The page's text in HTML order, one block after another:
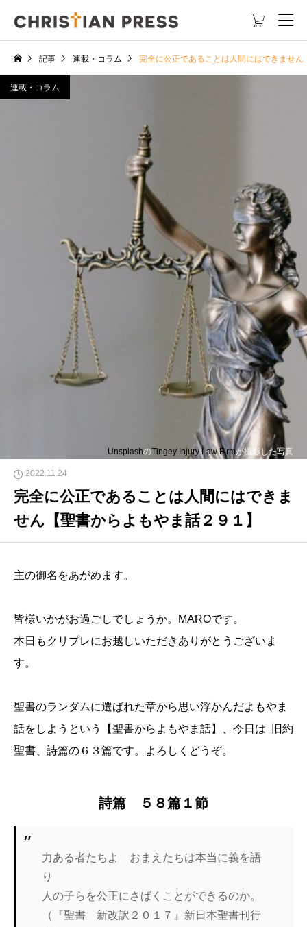

記事 連載・コラム 完全に公正であることは人間にはできませ
UnsplashのTingey Injury Law Firmが撮影した写真
連載・コラム
2022.11.24
完全に公正であることは人間にはできま
せん【聖書からよもやま話２９１】
主の御名をあがめます。
皆様いかがお過ごしでしょうか。MAROです。
本日もクリプレにお越しいただきありがとうございま
す。
聖書のランダムに選ばれた章から思い浮かんだよもやま
話をしようという【聖書からよもやま話】、今日は 旧約
聖書、詩篇の６３篇です。よろしくどうぞ。
詩篇 ５８篇１節
力ある者たちよ おまえたちは本当に義を語
り
人の子らを公正にさばくことができるのか。
（『聖書 新改訳２０１７』新日本聖書刊行